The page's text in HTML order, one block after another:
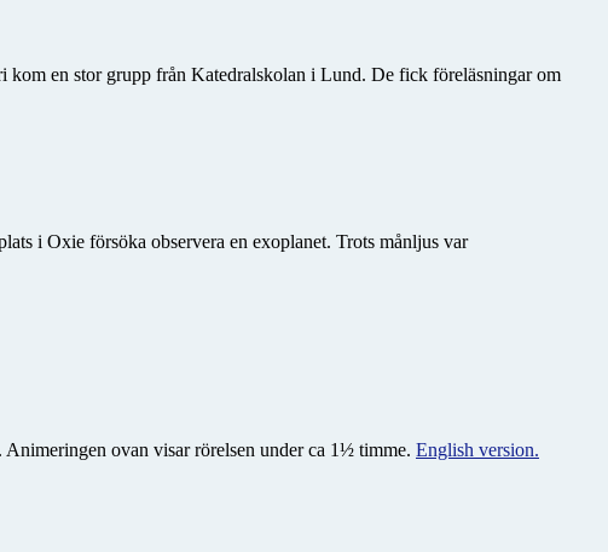
kom en stor grupp från Katedralskolan i Lund. De fick föreläsningar om
i Oxie försöka observera en exoplanet. Trots månljus var
ovan visar rörelsen under ca 1½ timme. English version.